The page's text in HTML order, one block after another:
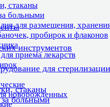
стаканы
больными
для размещения,
пробирок и флаконов
приема лекарств
новорожденных
инструментов
для
стаканы
больными